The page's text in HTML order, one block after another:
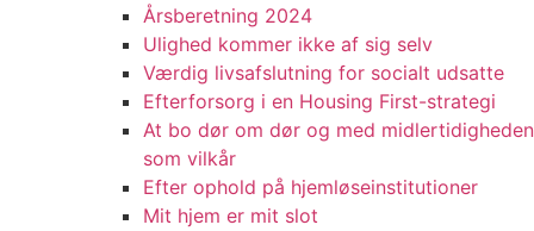
Årsberetning 2024
Ulighed kommer ikke af sig selv
Værdig livsafslutning for socialt udsatte
Efterforsorg i en Housing First-strategi
At bo dør om dør og med midlertidigheden
som vilkår
Efter ophold på hjemløseinstitutioner
Mit hjem er mit slot